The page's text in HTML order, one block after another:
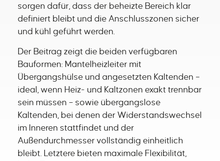
sorgen dafür, dass der beheizte Bereich klar
definiert bleibt und die Anschlusszonen sicher
und kühl geführt werden.
Der Beitrag zeigt die beiden verfügbaren
Bauformen: Mantelheizleiter mit
Übergangshülse und angesetzten Kaltenden –
ideal, wenn Heiz- und Kaltzonen exakt trennbar
sein müssen – sowie übergangslose
Kaltenden, bei denen der Widerstandswechsel
im Inneren stattfindet und der
Außendurchmesser vollständig einheitlich
bleibt. Letztere bieten maximale Flexibilität,